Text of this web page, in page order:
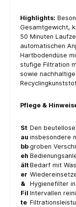
Highlights:
Gesamtgewicht,
50 Minuten
automatischen
Hartbodendüse
stufige Filtration
sowie
Pflege &
St
au
bb
eh
ält
er
&
Fil
te
Den
insbesondere
groben
Bedarf mit
Hygienefilter
Intervallen